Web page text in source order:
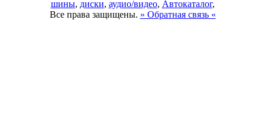
шины, диски, аудио/видео, Автокаталог,
Все права защищены. » Обратная связь «